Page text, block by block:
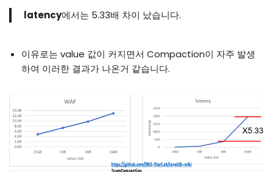
latency에서는 5.33배 차이 났습니다.
이유로는 value 값이 커지면서 Compaction이 자주 발생
하여 이러한 결과가 나온거 같습니다.